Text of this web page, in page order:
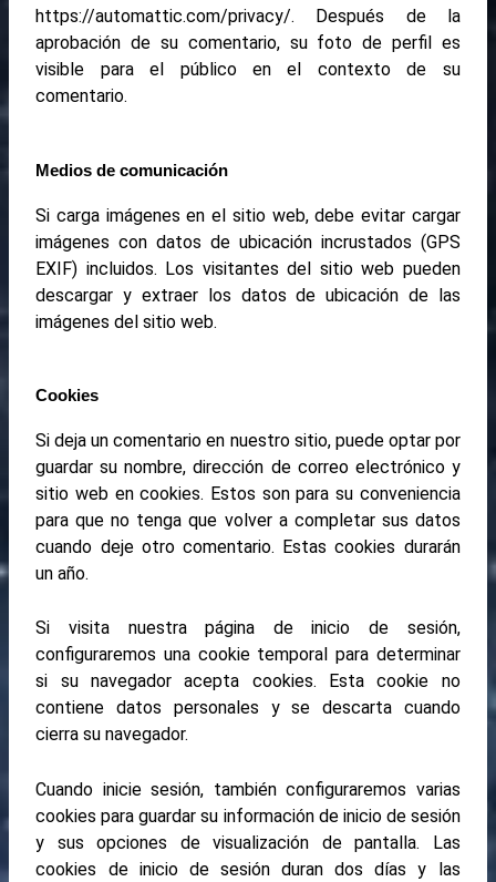
https://automattic.com/privacy/. Después de la
aprobación de su comentario, su foto de perfil es
visible para el público en el contexto de su
comentario.
Medios de comunicación
Si carga imágenes en el sitio web, debe evitar cargar
imágenes con datos de ubicación incrustados (GPS
EXIF) incluidos. Los visitantes del sitio web pueden
descargar y extraer los datos de ubicación de las
imágenes del sitio web.
Cookies
Si deja un comentario en nuestro sitio, puede optar por
guardar su nombre, dirección de correo electrónico y
sitio web en cookies. Estos son para su conveniencia
para que no tenga que volver a completar sus datos
cuando deje otro comentario. Estas cookies durarán
un año.
Si visita nuestra página de inicio de sesión,
configuraremos una cookie temporal para determinar
si su navegador acepta cookies. Esta cookie no
contiene datos personales y se descarta cuando
cierra su navegador.
Cuando inicie sesión, también configuraremos varias
cookies para guardar su información de inicio de sesión
y sus opciones de visualización de pantalla. Las
cookies de inicio de sesión duran dos días y las